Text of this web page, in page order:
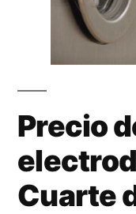
Precio
Cuarte